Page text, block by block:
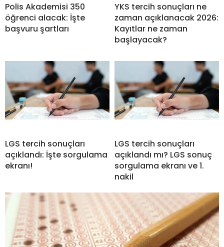
Polis Akademisi 350
öğrenci alacak: İşte
başvuru şartları
YKS tercih sonuçları ne
zaman açıklanacak 2026:
Kayıtlar ne zaman
başlayacak?
LGS tercih sonuçları
açıklandı: İşte sorgulama
ekranı!
LGS tercih sonuçları
açıklandı mı? LGS sonuç
sorgulama ekranı ve 1.
nakil